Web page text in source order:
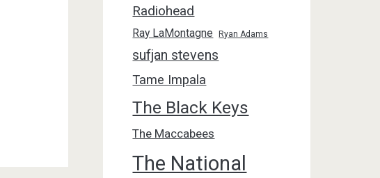
Radiohead
Ray LaMontagne Ryan Adams
sufjan stevens
Tame Impala
The Black Keys
The Maccabees
The National